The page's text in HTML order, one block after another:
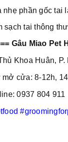
nhẹ phần gốc tai
sạch tai thông
Gâu Miao Pet
Khoa Huân,
mở cửa: 8-12h,
0937 804 911